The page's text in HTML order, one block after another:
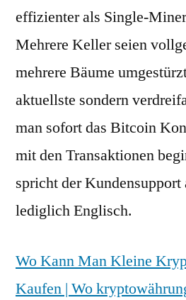
effizienter als Single-
Mehrere Keller seien
mehrere Bäume
aktuellste sondern
man sofort das Bitcoin
mit den Transaktionen
spricht der
lediglich Englisch.
Wo Kann Man Kleine
Kaufen | Wo